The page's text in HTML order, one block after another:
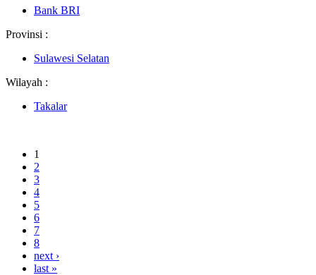
Bank BRI
Provinsi :
Sulawesi Selatan
Wilayah :
Takalar
1
2
3
4
5
6
7
8
next ›
last »